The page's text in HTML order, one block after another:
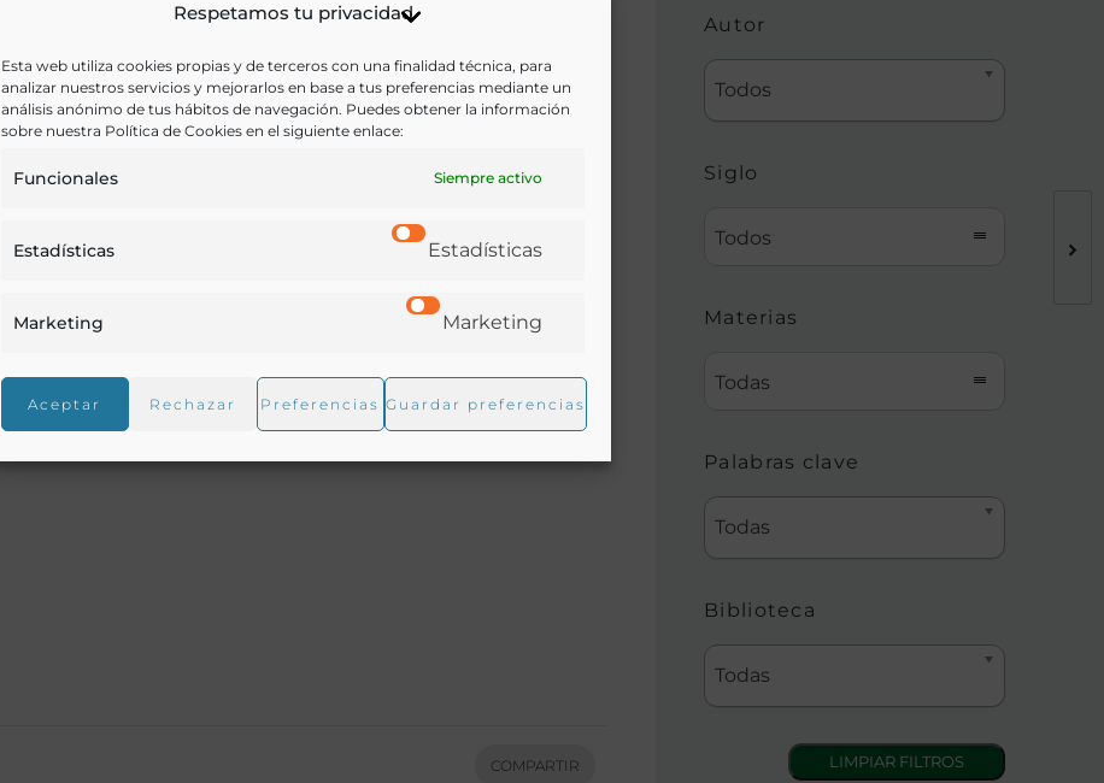
Respetamos tu privacidad
Esta web utiliza cookies propias y de terceros con una finalidad técnica, para
analizar nuestros servicios y mejorarlos en base a tus preferencias mediante un
análisis anónimo de tus hábitos de navegación. Puedes obtener la información
sobre nuestra Política de Cookies en el siguiente enlace:
Funcionales Siempre activo
Estadísticas Estadísticas
Marketing Marketing
Aceptar Rechazar Preferencias Guardar preferencias
Castellano
Ir a versión electrónica
COMPARTIR
Autor
Todos
Siglo
Todos
Materias
Todas
Palabras clave
Todas
Biblioteca
Todas